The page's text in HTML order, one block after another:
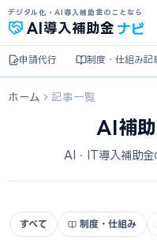
デジタル化・AI導入補助金のことなら
AI 導入補助金 ナビ
申請代行 制度・仕組み記
ホーム 記事一覧
AI補
AI・IT導入補助
すべて 制度・仕組み